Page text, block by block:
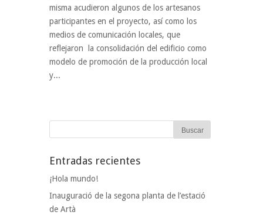
misma acudieron algunos de los artesanos
participantes en el proyecto, así como los
medios de comunicación locales, que
reflejaron la consolidación del edificio como
modelo de promoción de la producción local
y...
Entradas recientes
¡Hola mundo!
Inauguració de la segona planta de l’estació
de Artà